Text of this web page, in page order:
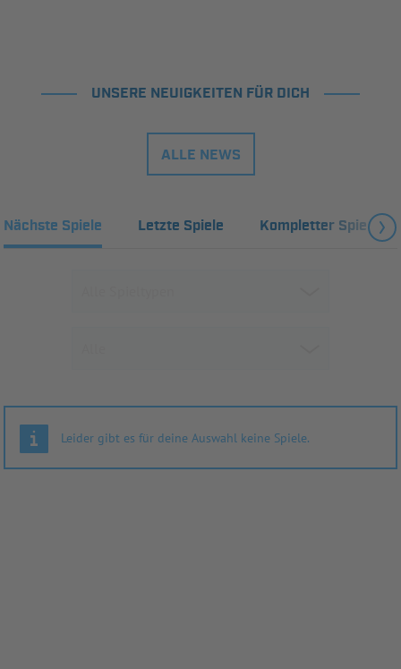
UNSERE NEUIGKEITEN FÜR DICH
ALLE NEWS
Nächste Spiele Letzte Spiele Kompletter Spielplan
Leider gibt es für deine Auswahl keine Spiele.